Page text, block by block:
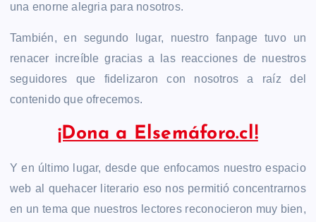
una enorne alegria para nosotros.
También, en segundo lugar, nuestro fanpage tuvo un
renacer increíble gracias a las reacciones de nuestros
seguidores que fidelizaron con nosotros a raíz del
contenido que ofrecemos.
¡Dona a Elsemáforo.cl!
Y en último lugar, desde que enfocamos nuestro espacio
web al quehacer literario eso nos permitió concentrarnos
en un tema que nuestros lectores reconocieron muy bien,